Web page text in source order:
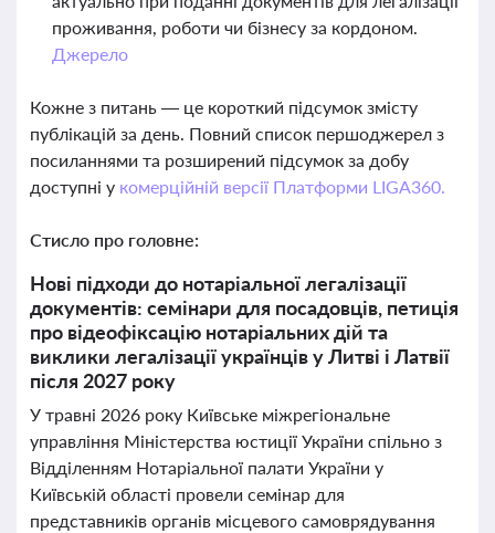
проживання, роботи чи бізнесу за кордоном.
Джерело
Кожне з питань — це короткий підсумок змісту
публікацій за день. Повний список першоджерел з
посиланнями та розширений підсумок за добу
доступні у комерційній версії Платформи LIGA360.
Стисло про головне:
Нові підходи до нотаріальної легалізації
документів: семінари для посадовців, петиція
про відеофіксацію нотаріальних дій та
виклики легалізації українців у Литві і Латвії
після 2027 року
У травні 2026 року Київське міжрегіональне
управління Міністерства юстиції України спільно з
Відділенням Нотаріальної палати України у
Київській області провели семінар для
представників органів місцевого самоврядування